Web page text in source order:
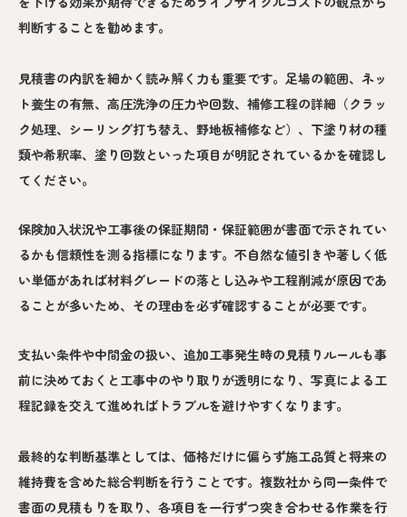
判断することを勧めます。
見積書の内訳を細かく読み解く力も重要です。足場の範囲、ネッ
ト養生の有無、高圧洗浄の圧力や回数、補修工程の詳細（クラッ
ク処理、シーリング打ち替え、野地板補修など）、下塗り材の種
類や希釈率、塗り回数といった項目が明記されているかを確認し
てください。
保険加入状況や工事後の保証期間・保証範囲が書面で示されてい
るかも信頼性を測る指標になります。不自然な値引きや著しく低
い単価があれば材料グレードの落とし込みや工程削減が原因であ
ることが多いため、その理由を必ず確認することが必要です。
支払い条件や中間金の扱い、追加工事発生時の見積りルールも事
前に決めておくと工事中のやり取りが透明になり、写真による工
程記録を交えて進めればトラブルを避けやすくなります。
最終的な判断基準としては、価格だけに偏らず施工品質と将来の
維持費を含めた総合判断を行うことです。複数社から同一条件で
書面の見積もりを取り、各項目を一行ずつ突き合わせる作業を行